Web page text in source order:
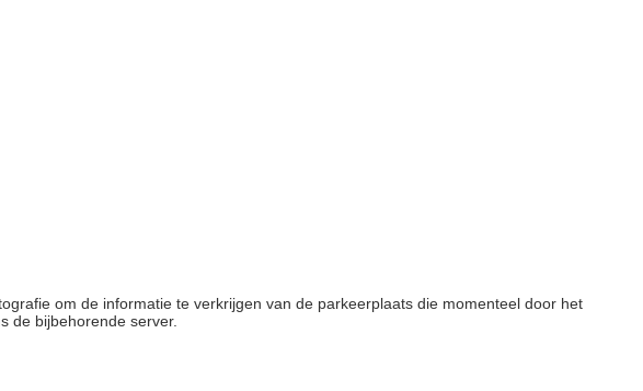
om de informatie te verkrijgen van de parkeerplaats die momenteel door het
de bijbehorende server.